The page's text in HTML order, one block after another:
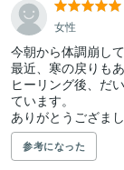
女性
今朝から体調崩して
最近、寒の戻りも
ヒーリング後、だ
ています。
ありがとうござまし
参考になった